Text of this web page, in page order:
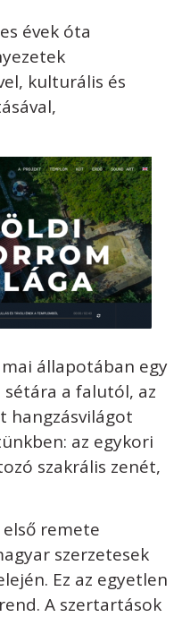
évek óta
kulturális és
állapotában egy
a falutól, az
hangzásvilágot
az egykori
szakrális zenét,
remete
szerzetesek
Ez az egyetlen
A szertartások